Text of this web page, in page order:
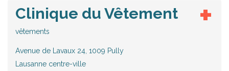
Clinique du Vêtement
vêtements
Avenue de Lavaux 24, 1009 Pully
Lausanne centre-ville